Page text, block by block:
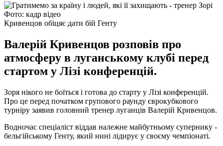
Фото: кадр відео
Кривенцов обіцяє дати бій Генту
Валерій Кривенцов розповів про
атмосферу в луганському клубі перед
стартом у Лізі конференцій.
Зоря нікого не боїться і готова до старту у Лізі конференцій.
Про це перед початком групового раунду єврокубкового
турніру заявив головний тренер луганців Валерій Кривенцов.
Водночас спеціаліст віддав належне майбутньому супернику -
бельгійському Генту, який нині лідирує у своєму чемпіонаті.